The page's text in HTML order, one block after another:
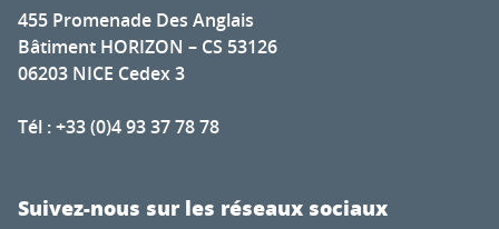
455 Promenade Des Anglais
Bâtiment HORIZON – CS 53126
06203 NICE Cedex 3
Tél : +33 (0)4 93 37 78 78
Suivez-nous sur les réseaux sociaux